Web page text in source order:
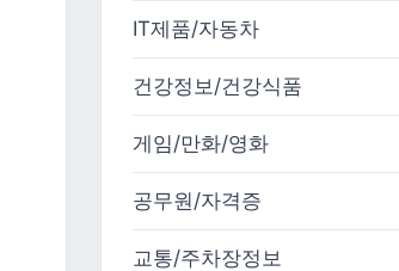
IT제품/자동차
건강정보/건강식품
게임/만화/영화
공무원/자격증
교통/주차장정보